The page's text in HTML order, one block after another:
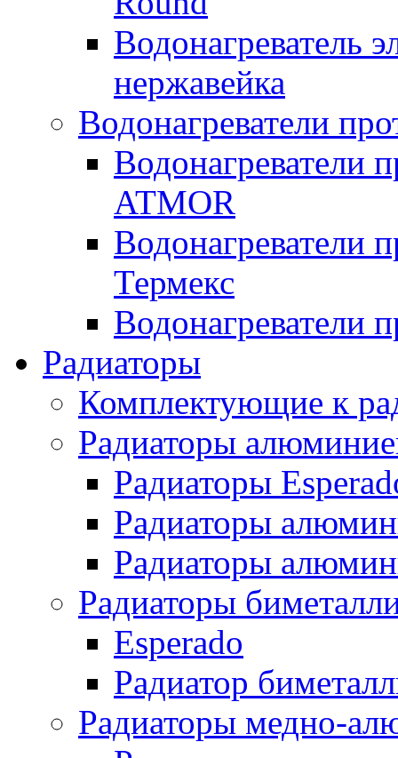
Водонагреватель
нержавейка
Водонагреватели
Водонагреватели
ATMOR
Водонагреватели
Термекс
Водонагреватели
Радиаторы
Комплектующие к
Радиаторы
Радиаторы
Радиаторы
Радиаторы
Радиаторы
Esperado
Радиатор
Радиаторы медно-